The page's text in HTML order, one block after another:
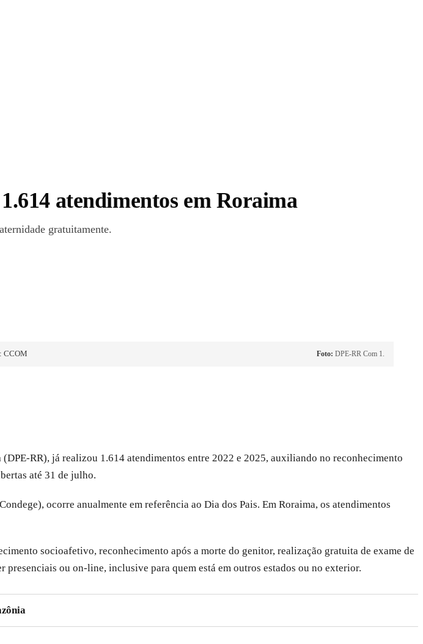
atendimentos em Roraima
gratuitamente.
CCOM Foto: DPE-RR Com 1.
RR), já realizou 1.614 atendimentos entre 2022 e 2025, auxiliando no reconhecimento
até 31 de julho.
ocorre anualmente em referência ao Dia dos Pais. Em Roraima, os atendimentos
socioafetivo, reconhecimento após a morte do genitor, realização gratuita de exame de
ou on-line, inclusive para quem está em outros estados ou no exterior.